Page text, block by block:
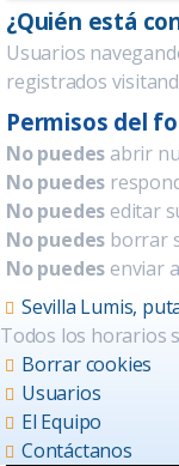
¿Quién está
Usuarios
registrados
Permisos del
No puedes abrir
No puedes
No puedes editar
No puedes borrar
No puedes enviar
Sevilla Lumis,
Todos los horarios
Borrar cookies
Usuarios
El Equipo
Contáctanos